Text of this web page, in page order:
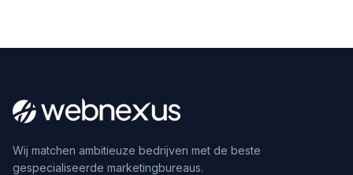
Wij matchen ambitieuze bedrijven met de beste
gespecialiseerde marketingbureaus.